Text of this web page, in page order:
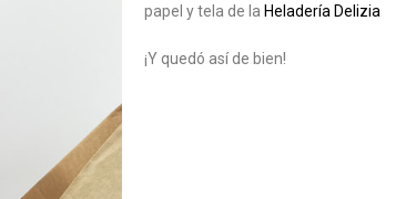
papel y tela de la Heladería Delizia
¡Y quedó así de bien!